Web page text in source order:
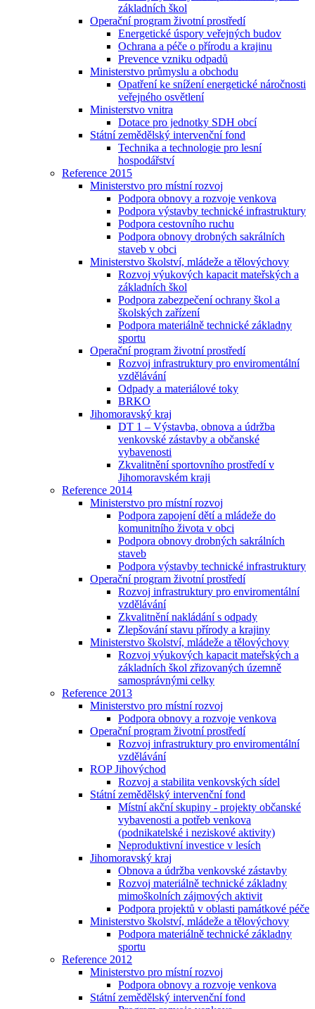
základních škol
Operační program životní prostředí
Energetické úspory veřejných budov
Ochrana a péče o přírodu a krajinu
Prevence vzniku odpadů
Ministerstvo průmyslu a obchodu
Opatření ke snížení energetické náročnosti
veřejného osvětlení
Ministerstvo vnitra
Dotace pro jednotky SDH obcí
Státní zemědělský intervenční fond
Technika a technologie pro lesní
hospodářství
Reference 2015
Ministerstvo pro místní rozvoj
Podpora obnovy a rozvoje venkova
Podpora výstavby technické infrastruktury
Podpora cestovního ruchu
Podpora obnovy drobných sakrálních
staveb v obci
Ministerstvo školství, mládeže a tělovýchovy
Rozvoj výukových kapacit mateřských a
základních škol
Podpora zabezpečení ochrany škol a
školských zařízení
Podpora materiálně technické základny
sportu
Operační program životní prostředí
Rozvoj infrastruktury pro enviromentální
vzdělávání
Odpady a materiálové toky
BRKO
Jihomoravský kraj
DT 1 – Výstavba, obnova a údržba
venkovské zástavby a občanské
vybavenosti
Zkvalitnění sportovního prostředí v
Jihomoravském kraji
Reference 2014
Ministerstvo pro místní rozvoj
Podpora zapojení dětí a mládeže do
komunitního života v obci
Podpora obnovy drobných sakrálních
staveb
Podpora výstavby technické infrastruktury
Operační program životní prostředí
Rozvoj infrastruktury pro enviromentální
vzdělávání
Zkvalitnění nakládání s odpady
Zlepšování stavu přírody a krajiny
Ministerstvo školství, mládeže a tělovýchovy
Rozvoj výukových kapacit mateřských a
základních škol zřizovaných územně
samosprávnými celky
Reference 2013
Ministerstvo pro místní rozvoj
Podpora obnovy a rozvoje venkova
Operační program životní prostředí
Rozvoj infrastruktury pro enviromentální
vzdělávání
ROP Jihovýchod
Rozvoj a stabilita venkovských sídel
Státní zemědělský intervenční fond
Místní akční skupiny - projekty občanské
vybavenosti a potřeb venkova
(podnikatelské i neziskové aktivity)
Neproduktivní investice v lesích
Jihomoravský kraj
Obnova a údržba venkovské zástavby
Rozvoj materiálně technické základny
mimoškolních zájmových aktivit
Podpora projektů v oblasti památkové péče
Ministerstvo školství, mládeže a tělovýchovy
Podpora materiálně technické základny
sportu
Reference 2012
Ministerstvo pro místní rozvoj
Podpora obnovy a rozvoje venkova
Státní zemědělský intervenční fond